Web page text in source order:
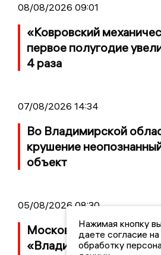
08/08/2026 09:01
«Ковровский
первое полугодие
4 раза
07/08/2026 14:34
Во Владимирской
крушение
объект
05/08/2026 08:30
Московский ЧОП подал
«Владимирскому
Нажимая кнопку
даете согласие на
обработку